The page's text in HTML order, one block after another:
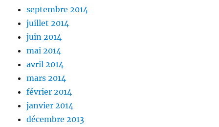
septembre 2014
juillet 2014
juin 2014
mai 2014
avril 2014
mars 2014
février 2014
janvier 2014
décembre 2013